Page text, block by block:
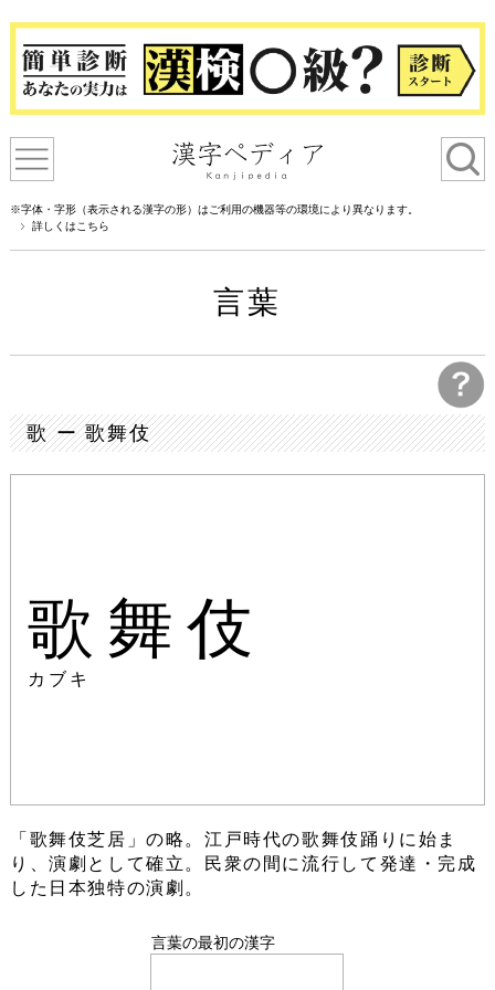
※字体・字形（表示される漢字の形）はご利用の機器等の環境により異なります。
詳しくはこちら
言葉
歌 ー 歌舞伎
歌舞伎
カブキ
「歌舞伎芝居」の略。江戸時代の歌舞伎踊りに始ま
り、演劇として確立。民衆の間に流行して発達・完成
した日本独特の演劇。
言葉の最初の漢字